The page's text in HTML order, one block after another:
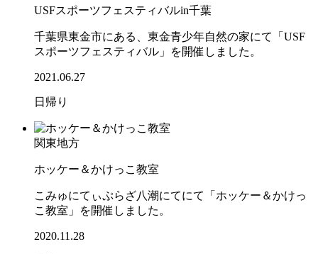
USFスポーツフェスティバルin千葉
千葉県東金市にある、東金青少年自然の家にて「USF
スポーツフェスティバル」を開催しました。
2021.06.27
日帰り
関東地方
ホッケー＆かけっこ教室
こみゅにてぃぷらざ八潮にてにて「ホッケー＆かけっ
こ教室」を開催しました。
2020.11.28